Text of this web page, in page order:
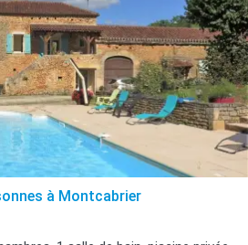
à Montcabrier